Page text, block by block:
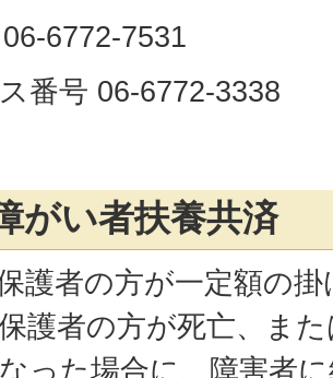
6772-7531
番号 06-6772-3338
がい者扶養共済
護者の方が一定額の
護者の方が死亡、ま
った場合に、障害者